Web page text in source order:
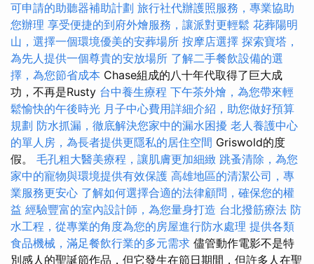
可申請的助聽器補助計劃 旅行社代辦護照服務，專業協助
您辦理 享受便捷的到府外燴服務，讓派對更輕鬆 花葬陽明
山，選擇一個環境優美的安葬場所 按摩店選擇 探索寶塔，
為先人提供一個尊貴的安放場所 了解二手餐飲設備的選
擇，為您節省成本 Chase組成的八十年代取得了巨大成
功，不再是Rusty 台中養生療程 下午茶外燴，為您帶來輕
鬆愉快的午後時光 月子中心費用詳細介紹，助您做好預算
規劃 防水抓漏，徹底解決您家中的漏水困擾 老人養護中心
的單人房，為長者提供更隱私的居住空間 Griswold的度
假。 毛孔粗大醫美療程，讓肌膚更加細緻 跳蚤清除，為您
家中的寵物與環境提供有效保護 高雄地區的清潔公司，專
業服務更安心 了解如何選擇合適的法律顧問，確保您的權
益 經驗豐富的室內設計師，為您量身打造 台北撥筋療法 防
水工程，從專業的角度為您的房屋進行防水處理 提供各類
食品機械，滿足餐飲行業的多元需求 儘管動作電影不是特
別感人的聖誕節作品，但它發生在節日期間，但許多人在聖